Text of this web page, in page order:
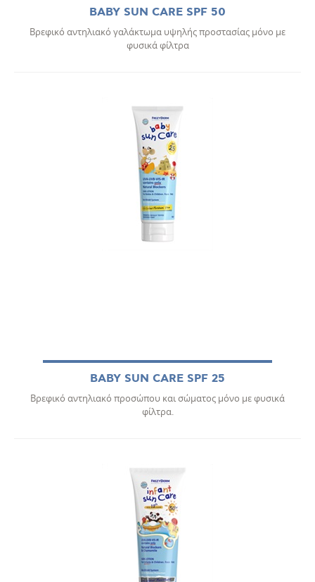
BABY SUN CARE SPF 50
Βρεφικό αντηλιακό γαλάκτωμα υψηλής προστασίας μόνο με
φυσικά φίλτρα
BABY SUN CARE SPF 25
Βρεφικό αντηλιακό προσώπου και σώματος μόνο με φυσικά
φίλτρα.